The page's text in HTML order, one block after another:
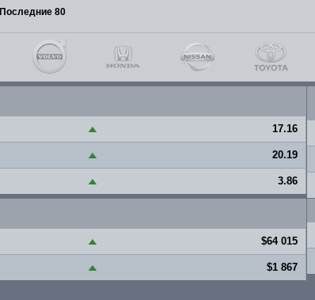
Последние 80
▲ 17.16
▲ 20.19
▲ 3.86
▲ $64 015
▲ $1 867